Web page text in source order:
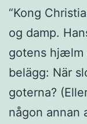
“Kong
og damp.
gotens hjælm
belägg: När
goterna?
någon annan